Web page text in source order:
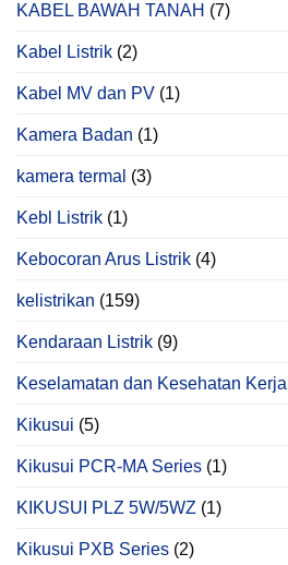
KABEL BAWAH TANAH (7)
Kabel Listrik (2)
Kabel MV dan PV (1)
Kamera Badan (1)
kamera termal (3)
Kebl Listrik (1)
Kebocoran Arus Listrik (4)
kelistrikan (159)
Kendaraan Listrik (9)
Keselamatan dan Kesehatan Kerja
Kikusui (5)
Kikusui PCR‑MA Series (1)
KIKUSUI PLZ 5W/5WZ (1)
Kikusui PXB Series (2)